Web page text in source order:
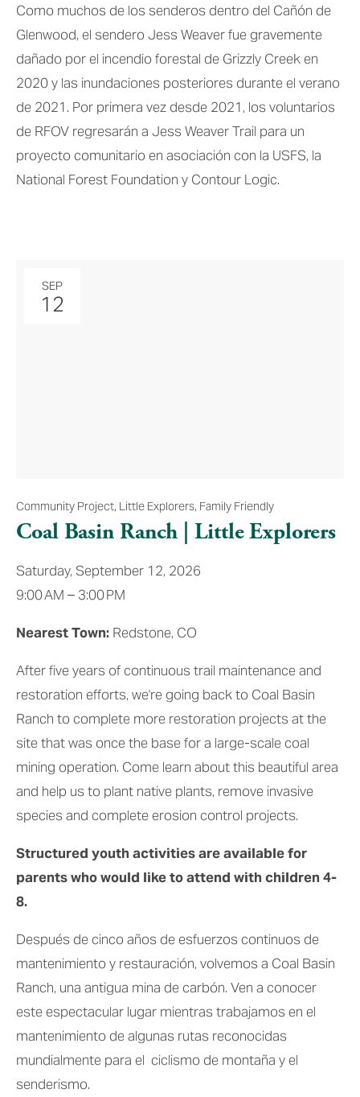
Como muchos de los senderos dentro del Cañón de
Glenwood, el sendero Jess Weaver fue gravemente
dañado por el incendio forestal de Grizzly Creek en
2020 y las inundaciones posteriores durante el verano
de 2021. Por primera vez desde 2021, los voluntarios
de RFOV regresarán a Jess Weaver Trail para un
proyecto comunitario en asociación con la USFS, la
National Forest Foundation y Contour Logic.
SEP
12
Community Project, Little Explorers, Family Friendly
Coal Basin Ranch | Little Explorers
Saturday, September 12, 2026
9:00 AM
3:00 PM
Nearest Town: Redstone, CO
After five years of continuous trail maintenance and
restoration efforts, we're going back to Coal Basin
Ranch to complete more restoration projects at the
site that was once the base for a large-scale coal
mining operation. Come learn about this beautiful area
and help us to plant native plants, remove invasive
species and complete erosion control projects.
Structured youth activities are available for
parents who would like to attend with children 4-
8.
Después de cinco años de esfuerzos continuos de
mantenimiento y restauración, volvemos a Coal Basin
Ranch, una antigua mina de carbón. Ven a conocer
este espectacular lugar mientras trabajamos en el
mantenimiento de algunas rutas reconocidas
mundialmente para el  ciclismo de montaña y el
senderismo.